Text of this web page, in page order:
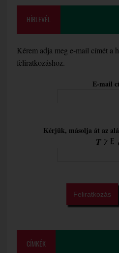
HÍRLEVÉL
Kérem adja meg e-mail címét a
feliratkozáshoz.
E-mail
Kérjük, másolja át az
CÍMKÉK